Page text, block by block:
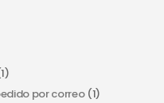
por correo(1)